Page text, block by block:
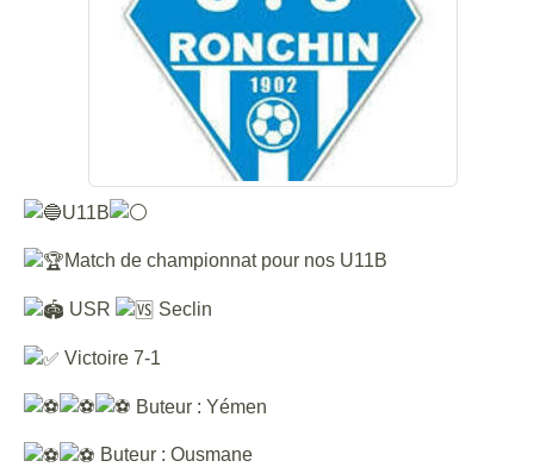
U11B
Match de championnat pour nos U11B
USR Seclin
Victoire 7-1
Buteur : Yémen
Buteur : Ousmane